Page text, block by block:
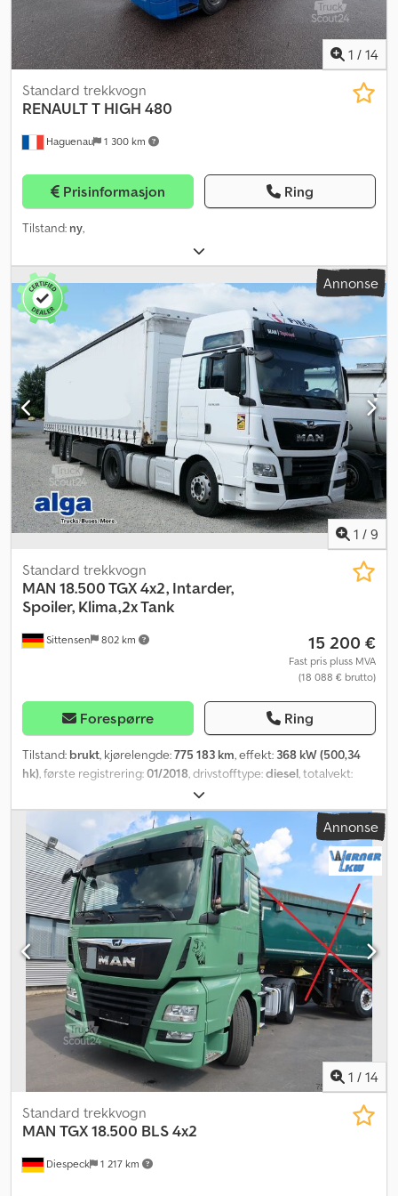
1 / 14
Haguenau 1 300 km
Standard trekkvogn
RENAULTT HIGH 480
Prisinformasjon Ring
Tilstand: ny,
Annonse
1 / 9
Sittensen 802 km
Standard trekkvogn
MAN 18.500 TGX 4x2, Intarder,
Spoiler, Klima,2x Tank
15 200 €
Fast pris pluss MVA
(18 088 € brutto)
Forespørre Ring
Tilstand: brukt, kjørelengde:775 183 km, effekt: 368 kW (500,34
hk), første registrering:01/2018, drivstofftype:diesel, totalvekt:
2 aksler
hvit, girtype:automatisk, utslippsklasse:Euro 6, Utstyr:ABS,
aircondition, elektronisk stabilitetsprogram (ESP),
navigasjonssystem, parkeringsvarmer,
Annonse
1 / 14
Diespeck 1 217 km
Standard trekkvogn
MAN TGX 18.500 BLS 4x2